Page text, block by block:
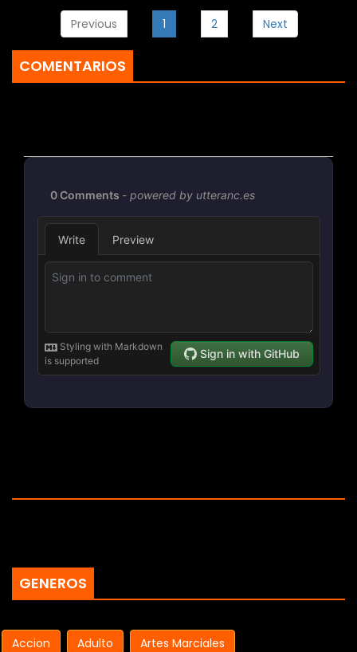
Previous 1 2 Next
COMENTARIOS
GENEROS
Accion Adulto
Artes Marciales